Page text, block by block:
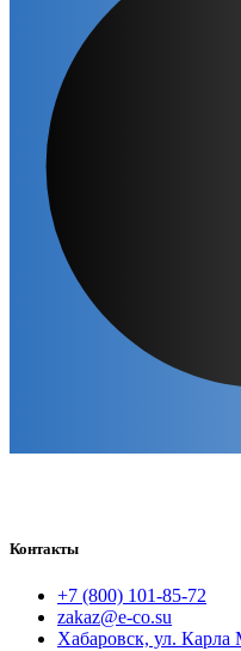
Контакты
+7 (800) 101-85-72
zakaz@e-co.su
Хабаровск, ул. Карла